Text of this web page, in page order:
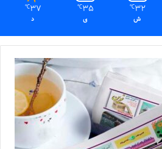
32
℃
ش
35
℃
ی
37
℃
د